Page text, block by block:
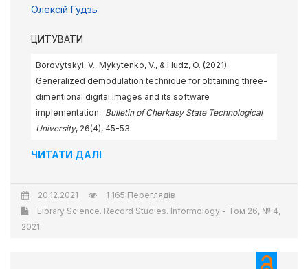
Олексій Гудзь
ЦИТУВАТИ
Borovytskyi, V., Mykytenko, V., & Hudz, O. (2021).
Generalized demodulation technique for obtaining three-
dimentional digital images and its software
implementation . Bulletin of Cherkasy State Technological
University, 26(4), 45-53.
ЧИТАТИ ДАЛІ
20.12.2021
1 165 Переглядів
Library Science. Record Studies. Informology - Том 26, № 4,
2021